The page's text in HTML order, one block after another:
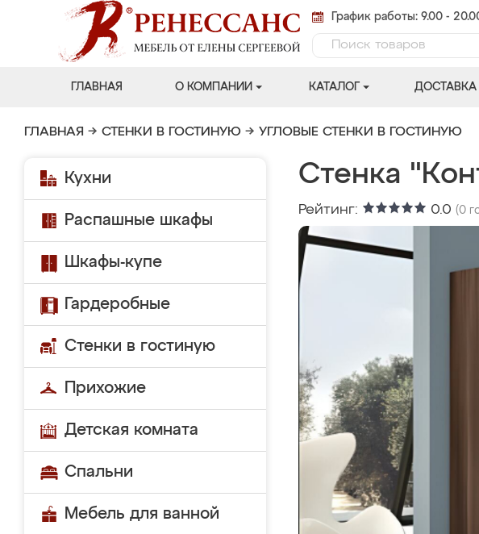
График работы: 9.00 -
ГЛАВНАЯ О КОМПАНИИ КАТАЛОГ ДОСТАВКА
ГЛАВНАЯ → СТЕНКИ В ГОСТИНУЮ → УГЛОВЫЕ СТЕНКИ В ГОСТИНУЮ
Кухни
Распашные шкафы
Шкафы-купе
Гардеробные
Стенки в гостиную
Прихожие
Детская комната
Спальни
Мебель для ванной
Стенка
Рейтинг: 0.0 (0